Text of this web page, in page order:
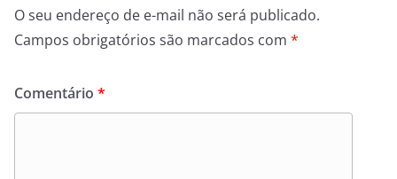
O seu endereço de e-mail não será publicado.
Campos obrigatórios são marcados com *
Comentário *